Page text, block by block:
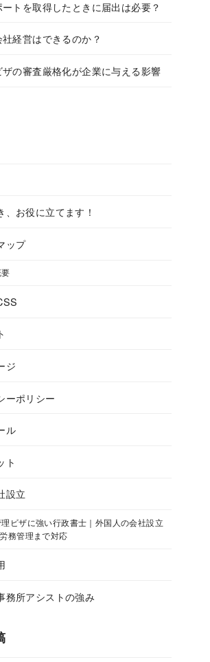
トを取得したときに届出は必要？
経営はできるのか？
の審査厳格化が企業に与える影響
、お役に立てます！
ップ
ジ
ーポリシー
ル
ト
設立
ビザに強い行政書士｜外国人の会社設立
務管理まで対応
務所アシストの強み